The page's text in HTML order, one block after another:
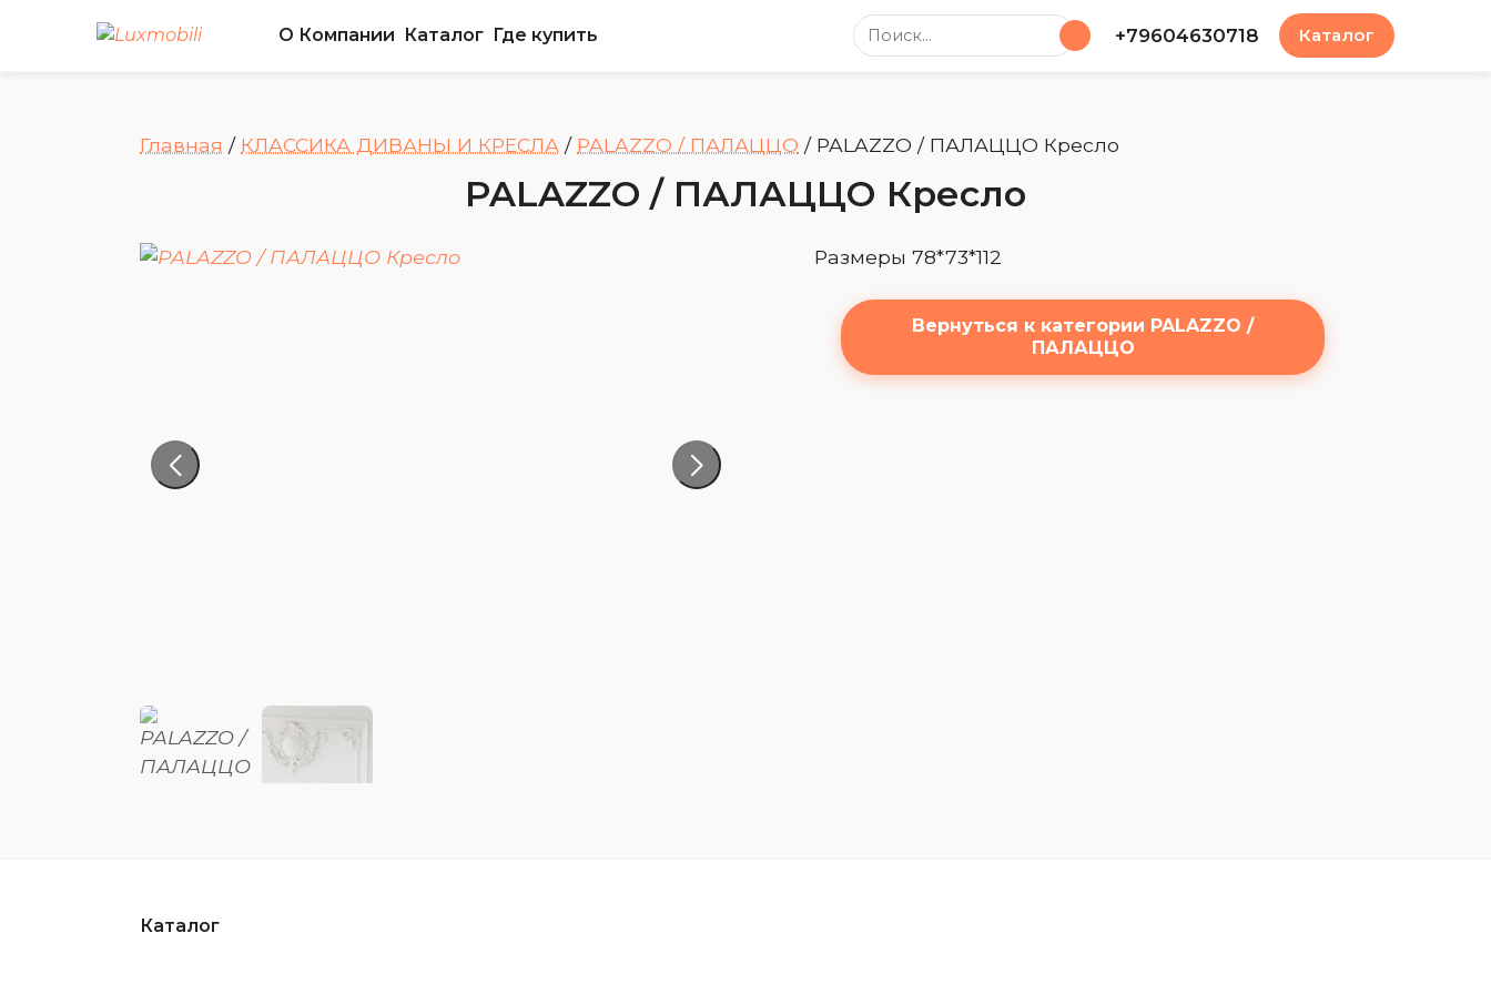
О Компании Каталог Где купить Поиск по сайту +79604630718 Каталог
Главная / КЛАССИКА ДИВАНЫ И КРЕСЛА / PALAZZO / ПАЛАЦЦО / PALAZZO / ПАЛАЦЦО Кресло
PALAZZO / ПАЛАЦЦО Кресло
Размеры 78*73*112
Вернуться к категории PALAZZO /
ПАЛАЦЦО
Каталог